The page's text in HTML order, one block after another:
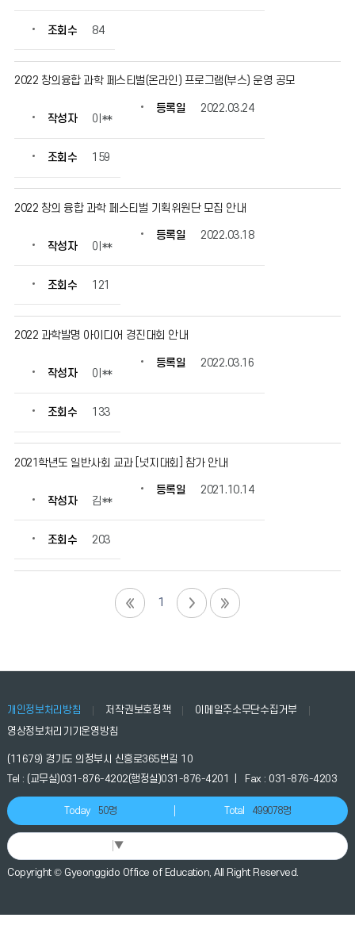
조회수 84
2022 창의융합 과학 페스티벌(온라인) 프로그램(부스) 운영 공모
작성자 이**
등록일 2022.03.24
조회수 159
2022 창의 융합 과학 페스티벌 기획위원단 모집 안내
작성자 이**
등록일 2022.03.18
조회수 121
2022 과학발명 아이디어 경진대회 안내
작성자 이**
등록일 2022.03.16
조회수 133
2021학년도 일반사회 교과 [넛지대회] 참가 안내
작성자 김**
등록일 2021.10.14
조회수 203
1
개인정보처리방침 저작권보호정책
이메일주소무단수집거부
영상정보처리기기운영방침
(11679) 경기도 의정부시 신흥로365번길 10
Tel : (교무실)031-876-4202(행정실)031-876-4201 | Fax : 031-876-4203
Today 50명 Total 499078명
▼
Copyright © Gyeonggido Office of Education, All Right Reserved.